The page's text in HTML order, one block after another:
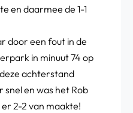
en daarmee de 1-1
door een fout in de
in minuut 74 op
achterstand
en was het Rob
2-2 van maakte!